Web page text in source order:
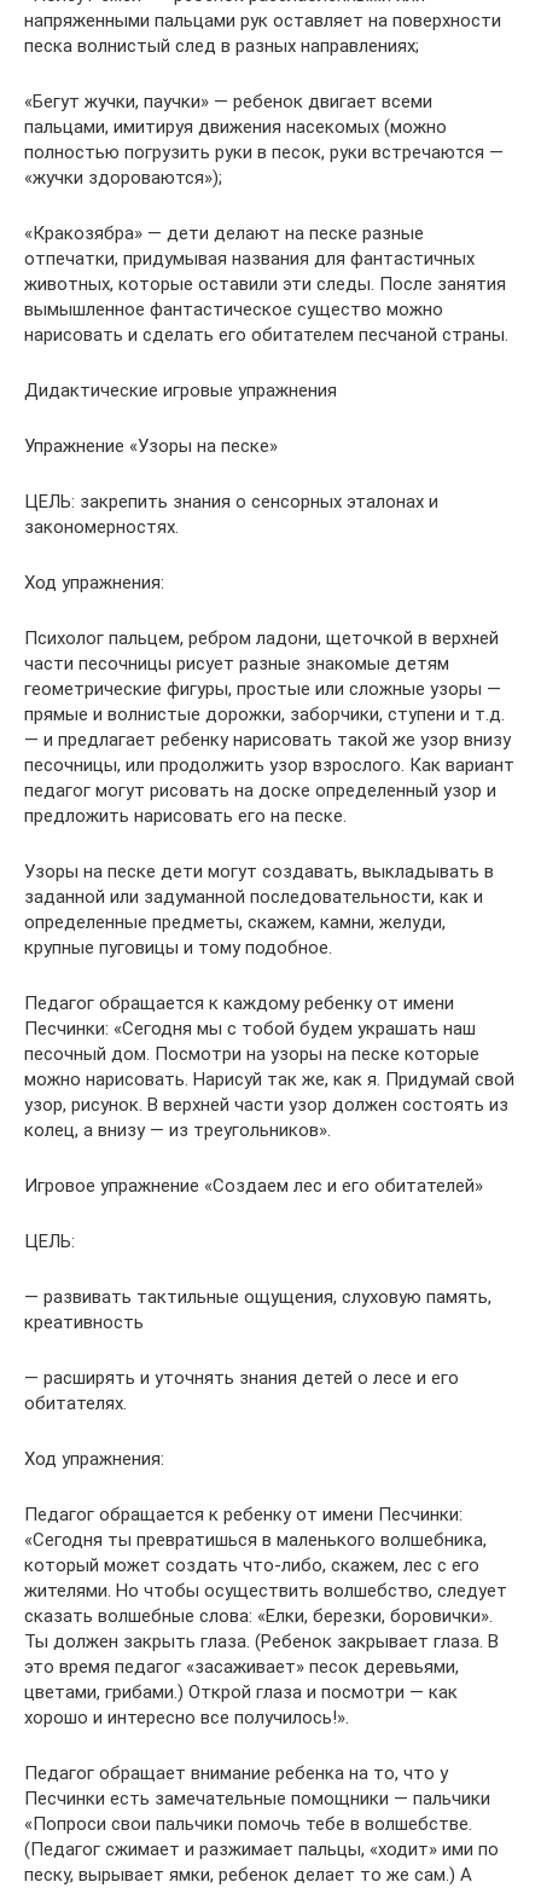
напряженными пальцами рук оставляет на поверхности
песка волнистый след в разных направлениях;
«Бегут жучки, паучки» — ребенок двигает всеми
пальцами, имитируя движения насекомых (можно
полностью погрузить руки в песок, руки встречаются —
«жучки здороваются»);
«Кракозябра» — дети делают на песке разные
отпечатки, придумывая названия для фантастичных
животных, которые оставили эти следы. После занятия
вымышленное фантастическое существо можно
нарисовать и сделать его обитателем песчаной страны.
Дидактические игровые упражнения
Упражнение «Узоры на песке»
ЦЕЛЬ: закрепить знания о сенсорных эталонах и
закономерностях.
Ход упражнения:
Психолог пальцем, ребром ладони, щеточкой в верхней
части песочницы рисует разные знакомые детям
геометрические фигуры, простые или сложные узоры —
прямые и волнистые дорожки, заборчики, ступени и т.д.
— и предлагает ребенку нарисовать такой же узор внизу
песочницы, или продолжить узор взрослого. Как вариант
педагог могут рисовать на доске определенный узор и
предложить нарисовать его на песке.
Узоры на песке дети могут создавать, выкладывать в
заданной или задуманной последовательности, как и
определенные предметы, скажем, камни, желуди,
крупные пуговицы и тому подобное.
Педагог обращается к каждому ребенку от имени
Песчинки: «Сегодня мы с тобой будем украшать наш
песочный дом. Посмотри на узоры на песке которые
можно нарисовать. Нарисуй так же, как я. Придумай свой
узор, рисунок. В верхней части узор должен состоять из
колец, а внизу — из треугольников».
Игровое упражнение «Создаем лес и его обитателей»
ЦЕЛЬ:
— развивать тактильные ощущения, слуховую память,
креативность
— расширять и уточнять знания детей о лесе и его
обитателях.
Ход упражнения:
Педагог обращается к ребенку от имени Песчинки:
«Сегодня ты превратишься в маленького волшебника,
который может создать что-либо, скажем, лес с его
жителями. Но чтобы осуществить волшебство, следует
сказать волшебные слова: «Елки, березки, боровички».
Ты должен закрыть глаза. (Ребенок закрывает глаза. В
это время педагог «засаживает» песок деревьями,
цветами, грибами.) Открой глаза и посмотри — как
хорошо и интересно все получилось!».
Педагог обращает внимание ребенка на то, что у
Песчинки есть замечательные помощники — пальчики
«Попроси свои пальчики помочь тебе в волшебстве.
(Педагог сжимает и разжимает пальцы, «ходит» ими по
песку, вырывает ямки, ребенок делает то же сам.) А